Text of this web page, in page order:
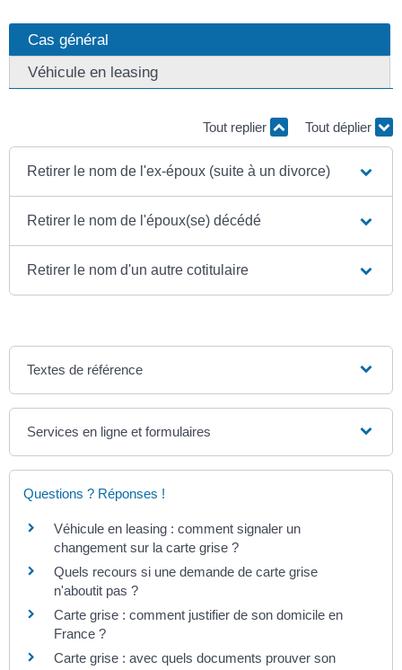
Cas général
Véhicule en leasing
Tout replier Tout déplier
Retirer le nom de l'ex-époux (suite à un divorce)
Retirer le nom de l'époux(se) décédé
Retirer le nom d'un autre cotitulaire
Textes de référence
Services en ligne et formulaires
Questions ? Réponses !
Véhicule en leasing : comment signaler un
changement sur la carte grise ?
Quels recours si une demande de carte grise
n'aboutit pas ?
Carte grise : comment justifier de son domicile en
France ?
Carte grise : avec quels documents prouver son